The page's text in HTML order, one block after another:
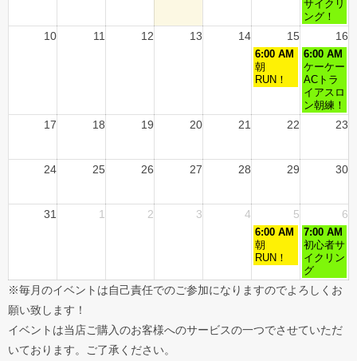
サイクリ
ング！
10 11 12 13 14 15 16
6:00 AM
朝
RUN！
6:00 AM
ケーケー
ACトラ
イアスロ
ン朝練！
17 18 19 20 21 22 23
24 25 26 27 28 29 30
31 1 2 3 4 5 6
6:00 AM
朝
RUN！
7:00 AM
初心者サ
イクリン
グ
※毎月のイベントは自己責任でのご参加になりますのでよろしくお
願い致します！
イベントは当店ご購入のお客様へのサービスの一つでさせていただ
いております。ご了承ください。